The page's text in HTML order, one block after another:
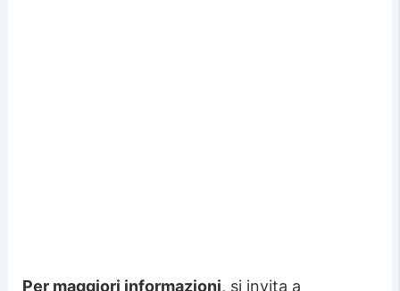
Per maggiori informazioni, si invita a